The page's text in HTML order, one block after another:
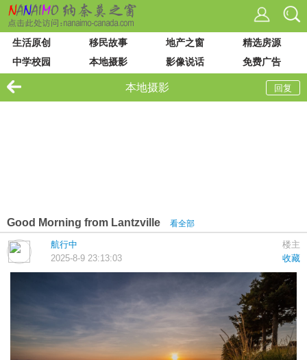
生活原创 移民故事 地产之窗
精选房源
中学校园
本地摄影 影像说话
免费广告
VIU 大学
站内搜索
回复
本地摄影
Good Morning from Lantzville 看全部
楼主
航行中
收藏
2025-8-9 23:13:03